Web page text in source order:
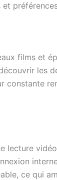
films et
les
constante
lecture
ce qui